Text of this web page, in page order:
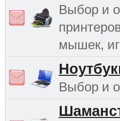
Выбор и
мышек,
Выбор и